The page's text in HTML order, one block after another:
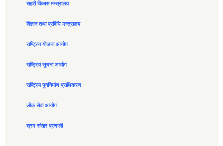
सहरी विकास मन्त्रालय
विज्ञान तथा प्रविधि मन्त्रालय
राष्ट्रिय योजना आयोग
राष्ट्रिय सुचना आयोग
राष्ट्रिय पुननिर्माण प्राधिकरण
लोक सेवा आयोग
श्रम संसार प्रणाली